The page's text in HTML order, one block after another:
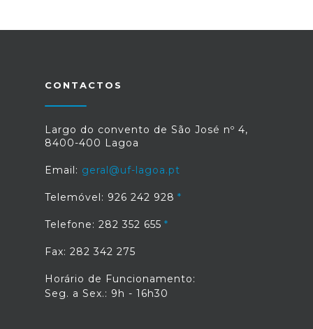
CONTACTOS
Largo do convento de São José nº 4,
8400-400 Lagoa
Email: geral@uf-lagoa.pt
Telemóvel: 926 242 928
Telefone: 282 352 655
Fax: 282 342 275
Horário de Funcionamento:
Seg. a Sex.: 9h - 16h30